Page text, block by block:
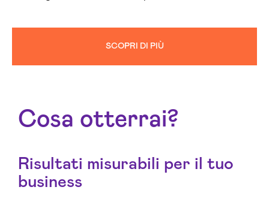
SCOPRI DI PIÙ
Cosa otterrai?
Risultati misurabili per il tuo
business